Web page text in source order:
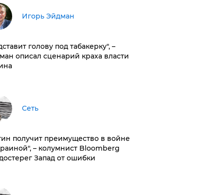
Игорь Эйдман
голову под табакерку", –
описал сценарий краха власти
Сеть
получит преимущество в войне
– колумнист Bloomberg
Запад от ошибки